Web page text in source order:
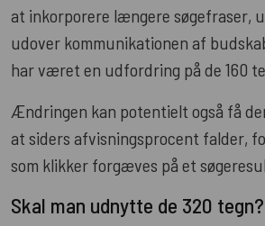
at inkorporere længere søgefraser,
udover kommunikationen af
har været en udfordring på de 160
Ændringen kan potentielt også få
at siders afvisningsprocent falder,
som klikker forgæves på et
Skal man udnytte de 320 tegn?